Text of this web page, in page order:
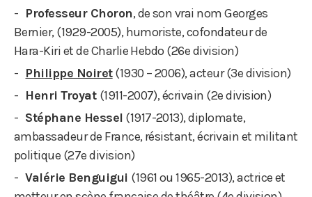
Professeur Choron, de son vrai nom Georges
Bernier, (1929-2005), humoriste, cofondateur de
Hara-Kiri et de Charlie Hebdo (26e division)
Philippe Noiret(1930 – 2006), acteur (3e division)
Henri Troyat (1911-2007), écrivain (2e division)
Stéphane Hessel (1917-2013), diplomate,
ambassadeur de France, résistant, écrivain et militant
politique (27e division)
Valérie Benguigui (1961 ou 1965-2013), actrice et